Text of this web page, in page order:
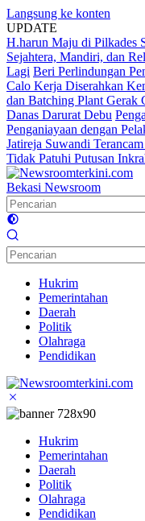
Langsung ke konten
UPDATE
H.harun Maju di Pilkades
Sejahtera, Mandiri, dan
Lagi Beri Perlindungan
Calo Kerja Diserahkan
dan Batching Plant Gerak
Danas Darurat Debu
Penganiayaan dengan
Jatireja Suwandi
Tidak Patuhi Putusan
Bekasi Newsroom
Hukrim
Pemerintahan
Daerah
Politik
Olahraga
Pendidikan
Hukrim
Pemerintahan
Daerah
Politik
Olahraga
Pendidikan